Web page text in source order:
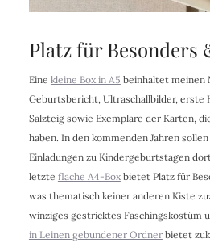
Platz für Besonders
Eine kleine Box in A5 beinhaltet meinen
Geburtsbericht, Ultraschallbilder, erste
Salzteig sowie Exemplare der Karten,
haben. In den kommenden Jahren
Einladungen zu Kindergeburtstagen
letzte flache A4-Boxbietet Platz für
was thematisch keiner anderen Kiste
winziges gestricktes Faschingskostüm
in Leinen gebundener Ordnerbietet